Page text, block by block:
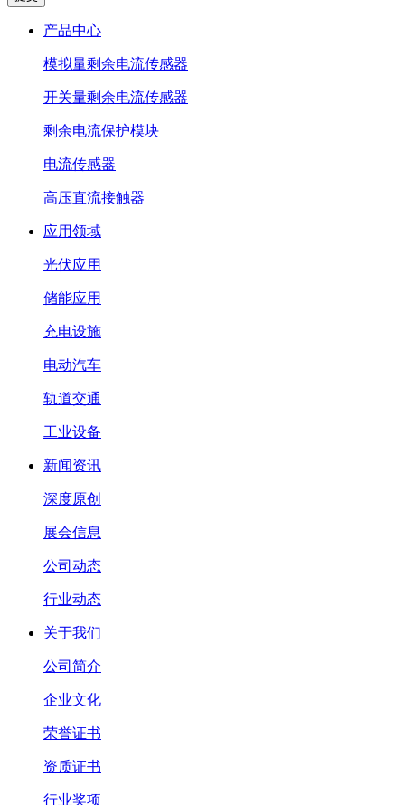
产品中心
模拟量剩余电流传感器
开关量剩余电流传感器
剩余电流保护模块
电流传感器
高压直流接触器
应用领域
光伏应用
储能应用
充电设施
电动汽车
轨道交通
工业设备
新闻资讯
深度原创
展会信息
公司动态
行业动态
关于我们
公司简介
企业文化
荣誉证书
资质证书
行业奖项